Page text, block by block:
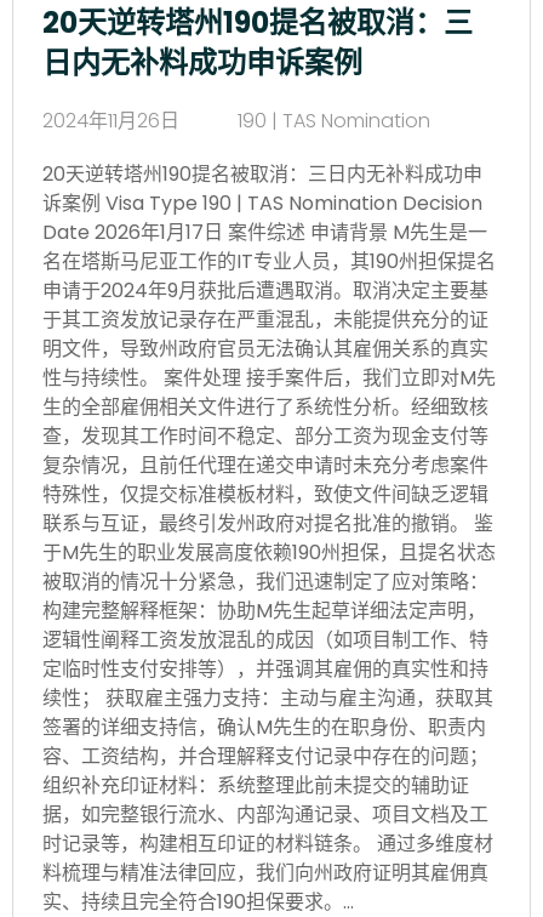
20天逆转塔州190提名被取消：三
日内无补料成功申诉案例
2024年11月26日
190 | TAS Nomination
20天逆转塔州190提名被取消：三日内无补料成功申
诉案例 Visa Type 190 | TAS Nomination Decision
Date 2026年1月17日 案件综述 申请背景 M先生是一
名在塔斯马尼亚工作的IT专业人员，其190州担保提名
申请于2024年9月获批后遭遇取消。取消决定主要基
于其工资发放记录存在严重混乱，未能提供充分的证
明文件，导致州政府官员无法确认其雇佣关系的真实
性与持续性。 案件处理 接手案件后，我们立即对M先
生的全部雇佣相关文件进行了系统性分析。经细致核
查，发现其工作时间不稳定、部分工资为现金支付等
复杂情况，且前任代理在递交申请时未充分考虑案件
特殊性，仅提交标准模板材料，致使文件间缺乏逻辑
联系与互证，最终引发州政府对提名批准的撤销。 鉴
于M先生的职业发展高度依赖190州担保，且提名状态
被取消的情况十分紧急，我们迅速制定了应对策略：
构建完整解释框架：协助M先生起草详细法定声明，
逻辑性阐释工资发放混乱的成因（如项目制工作、特
定临时性支付安排等），并强调其雇佣的真实性和持
续性； 获取雇主强力支持：主动与雇主沟通，获取其
签署的详细支持信，确认M先生的在职身份、职责内
容、工资结构，并合理解释支付记录中存在的问题；
组织补充印证材料：系统整理此前未提交的辅助证
据，如完整银行流水、内部沟通记录、项目文档及工
时记录等，构建相互印证的材料链条。 通过多维度材
料梳理与精准法律回应，我们向州政府证明其雇佣真
实、持续且完全符合190担保要求。…